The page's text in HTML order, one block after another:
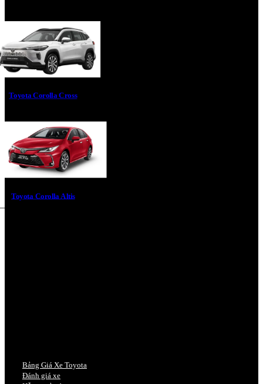
Toyota Corolla Cross
Toyota Corolla Altis
Bảng Giá Xe Toyota
Đánh giá xe